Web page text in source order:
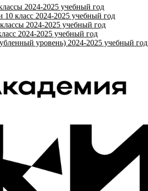
2024-2025 учебный год
класс 2024-2025 учебный год
2024-2025 учебный год
2024-2025 учебный год
уровень) 2024-2025 учебный год